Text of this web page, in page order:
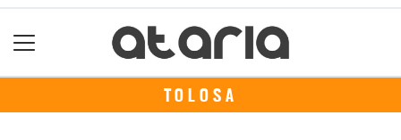
TOLOSA